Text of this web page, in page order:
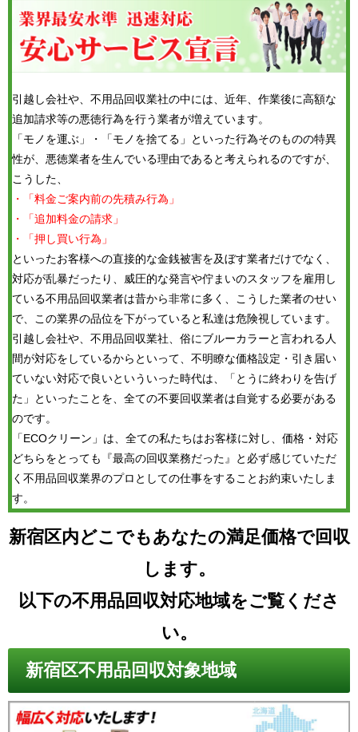
引越し会社や、不用品回収業社の中には、近年、作業後に高額な
追加請求等の悪徳行為を行う業者が増えています。
「モノを運ぶ」・「モノを捨てる」といった行為そのものの特異
性が、悪徳業者を生んでいる理由であると考えられるのですが、
こうした、
・「料金ご案内前の先積み行為」
・「追加料金の請求」
・「押し買い行為」
といったお客様への直接的な金銭被害を及ぼす業者だけでなく、
対応が乱暴だったり、威圧的な発言や佇まいのスタッフを雇用し
ている不用品回収業者は昔から非常に多く、こうした業者のせい
で、この業界の品位を下がっていると私達は危険視しています。
引越し会社や、不用品回収業社、俗にブルーカラーと言われる人
間が対応をしているからといって、不明瞭な価格設定・引き届い
ていない対応で良いといういった時代は、「とうに終わりを告げ
た」といったことを、全ての不要回収業者は自覚する必要がある
のです。
「ECOクリーン」は、全ての私たちはお客様に対し、価格・対応
どちらをとっても『最高の回収業務だった』と必ず感じていただ
く不用品回収業界のプロとしての仕事をすることお約束いたしま
す。
新宿区内どこでもあなたの満足価格で回収
します。
以下の不用品回収対応地域をご覧くださ
い。
新宿区不用品回収対象地域